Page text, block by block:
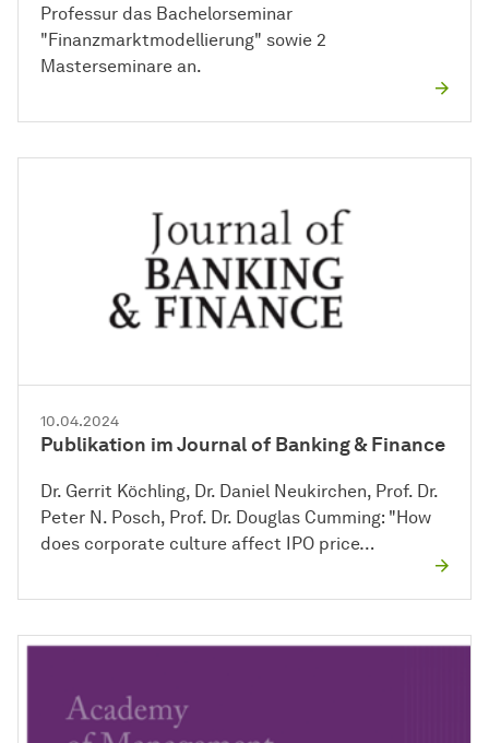
Professur das Bachelorseminar
"Finanzmarktmodellierung" sowie 2
Masterseminare an.
10.04.2024
Publikation im Journal of Banking & Finance
Dr. Gerrit Köchling, Dr. Daniel Neukirchen, Prof. Dr.
Peter N. Posch, Prof. Dr. Douglas Cumming: "How
does corporate culture affect IPO price…